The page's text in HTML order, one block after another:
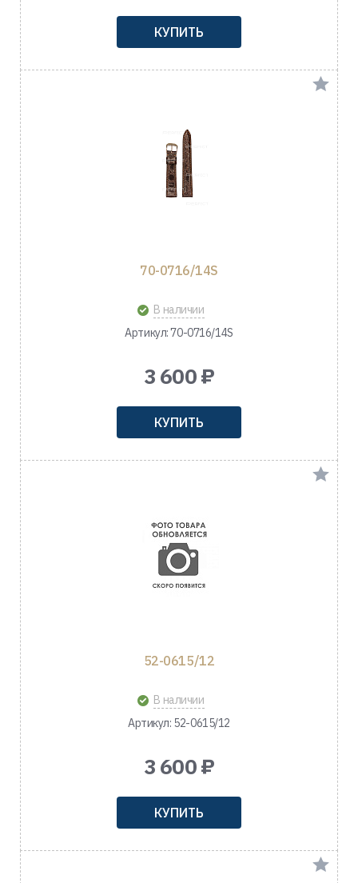
КУПИТЬ
70-0716/14S
В наличии
Артикул: 70-0716/14S
3 600 ₽
КУПИТЬ
52-0615/12
В наличии
Артикул: 52-0615/12
3 600 ₽
КУПИТЬ